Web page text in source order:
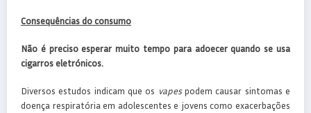
Consequências do consumo
Não é preciso esperar muito tempo para adoecer quando se usa
cigarros eletrónicos.
Diversos estudos indicam que os vapespodem causar sintomas e
doença respiratória em adolescentes e jovens como exacerbações